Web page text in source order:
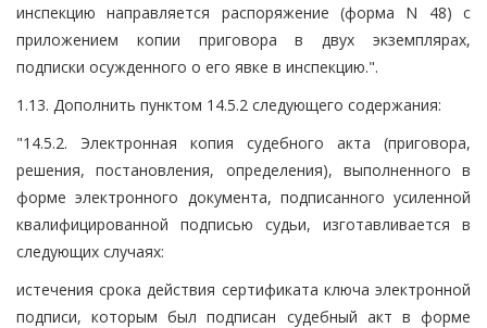
инспекцию направляется распоряжение (форма N 48) с
приложением копии приговора в двух экземплярах,
подписки осужденного о его явке в инспекцию.".
1.13. Дополнить пунктом 14.5.2 следующего содержания:
"14.5.2. Электронная копия судебного акта (приговора,
решения, постановления, определения), выполненного в
форме электронного документа, подписанного усиленной
квалифицированной подписью судьи, изготавливается в
следующих случаях:
истечения срока действия сертификата ключа электронной
подписи, которым был подписан судебный акт в форме